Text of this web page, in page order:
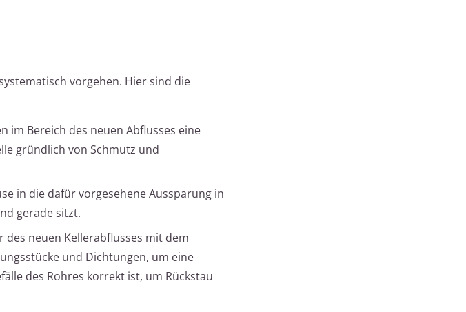
vorgehen. Hier sind die
im Bereich des neuen Abflusses eine
gründlich von Schmutz und
in die dafür vorgesehene Aussparung in
gerade sitzt.
des neuen Kellerabflusses mit dem
und Dichtungen, um eine
des Rohres korrekt ist, um Rückstau